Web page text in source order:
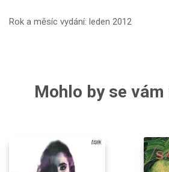
Rok a měsíc vydání: leden 2012
Mohlo by se